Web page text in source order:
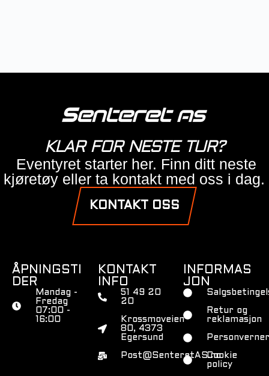
KLAR FOR NESTE TUR?
Eventyret starter her. Finn ditt neste
kjøretøy eller ta kontakt med oss i dag.
KONTAKT OSS
ÅPNINGSTI
DER
Mandag -
Fredag
07:00 -
16:00
KONTAKT
INFO
51 49 20
20
Krossmoveien
80, 4373
Egersund
Post@SenteretAS.no
INFORMAS
JON
Retur og
reklamasjon
Cookie
policy